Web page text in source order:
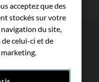
pour
sur le
acceptez que des
stockés sur votre
du site,
celui-ci et de